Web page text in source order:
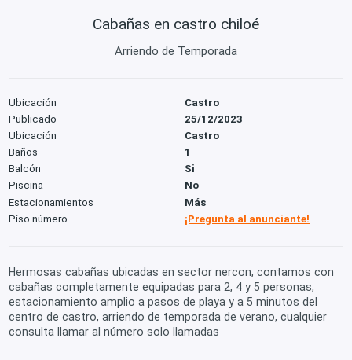
Cabañas en castro chiloé
Arriendo de Temporada
Ubicación
Castro
Publicado
25/12/2023
Ubicación
Castro
Baños
1
Balcón
Si
Piscina
No
Estacionamientos
Más
Piso número
¡Pregunta al anunciante!
Hermosas cabañas ubicadas en sector nercon, contamos con
cabañas completamente equipadas para 2, 4 y 5 personas,
estacionamiento amplio a pasos de playa y a 5 minutos del
centro de castro, arriendo de temporada de verano, cualquier
consulta llamar al número solo llamadas